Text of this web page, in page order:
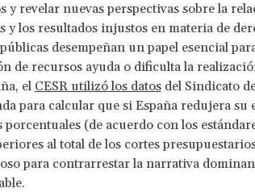
y revelar nuevas perspectivas sobre la
los resultados injustos en materia de
desempeñan un papel esencial
de recursos ayuda o dificulta la
el CESR utilizó los datosdel Sindicato
para calcular que si España redujera su
porcentuales (de acuerdo con los
al total de los cortes
para contrarrestar la narrativa